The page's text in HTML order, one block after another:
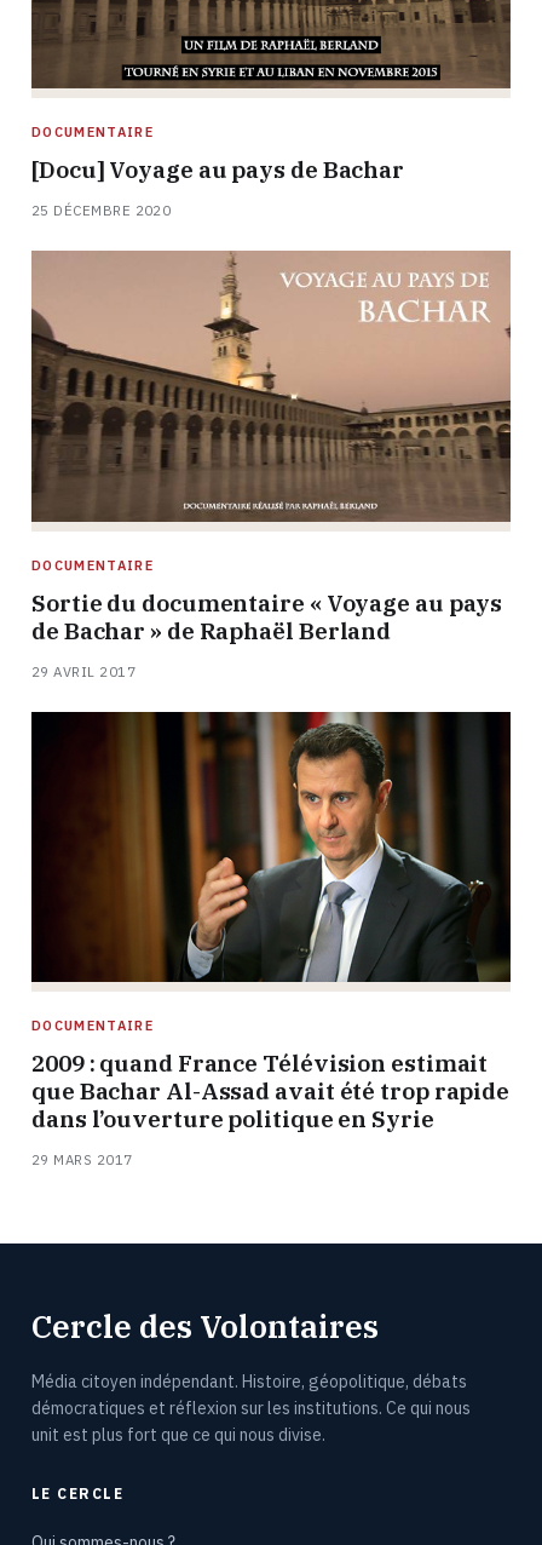
DOCUMENTAIRE
[Docu] Voyage au pays de Bachar
25 DÉCEMBRE 2020
DOCUMENTAIRE
Sortie du documentaire « Voyage au pays
de Bachar » de Raphaël Berland
29 AVRIL 2017
DOCUMENTAIRE
2009 : quand France Télévision estimait
que Bachar Al-Assad avait été trop rapide
dans l’ouverture politique en Syrie
29 MARS 2017
Cercle des Volontaires
Média citoyen indépendant. Histoire, géopolitique, débats
démocratiques et réflexion sur les institutions. Ce qui nous
unit est plus fort que ce qui nous divise.
LE CERCLE